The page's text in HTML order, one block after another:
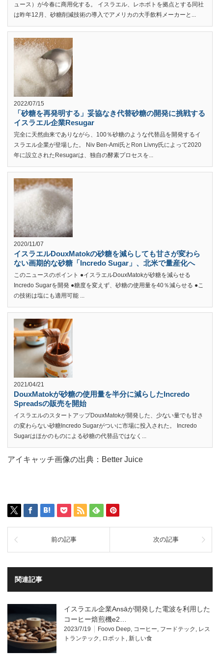
ュース）が今春に商用化する。 イスラエル、レホボトを拠点とする同社
は昨年12月、砂糖削減技術の導入でアメリカの大手飲料メーカーと...
2022/07/15
「砂糖を再発明する」妥協なき代替砂糖の開発に挑戦する
イスラエル企業Resugar
完全に天然由来でありながら、100％砂糖のような代替品を開発するイ
スラエル企業が登場した。 Niv Ben-Ami氏とRon Livny氏によって2020
年に設立されたResugarは、独自の酵素プロセスを...
2020/11/07
イスラエルDouxMatokの砂糖を減らしても甘さが変わら
ない画期的な砂糖「Incredo Sugar」、北米で量産化へ
このニュースのポイント ●イスラエルDouxMatokが砂糖を減らせる
Incredo Sugarを開発 ●糖度を変えず、砂糖の使用量を40％減らせる ●こ
の技術は塩にも適用可能 ...
2021/04/21
DouxMatokが砂糖の使用量を半分に減らしたIncredo
Spreadsの販売を開始
イスラエルのスタートアップDouxMatokが開発した、少ない量でも甘さ
の変わらない砂糖Incredo Sugarがついに市場に投入された。 Incredo
Sugarはほかのものによる砂糖の代替品ではなく...
アイキャッチ画像の出典：Better Juice
前の記事 次の記事
関連記事
イスラエル企業Ansāが開発した電波を利用した
コーヒー焙煎機e2…
2023/7/19 Foovo Deep コーヒー フードテック
レス
トランテック
ロボット 新しい食